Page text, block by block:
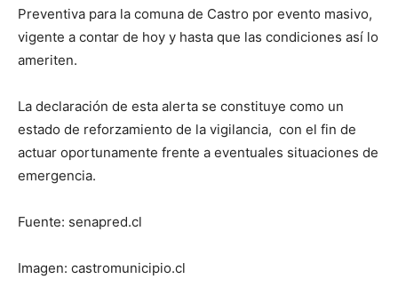
Preventiva para la comuna de Castro por evento masivo,
vigente a contar de hoy y hasta que las condiciones así lo
ameriten.
La declaración de esta alerta se constituye como un
estado de reforzamiento de la vigilancia, con el fin de
actuar oportunamente frente a eventuales situaciones de
emergencia.
Fuente: senapred.cl
Imagen: castromunicipio.cl